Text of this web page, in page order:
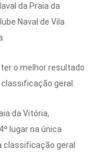
da Praia da
Naval de Vila
o melhor resultado
geral.
da Vitória,
lugar na única
classificação geral